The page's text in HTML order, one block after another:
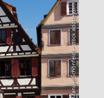
Bild: @Manuel Schönfeld – stock.adobe.com